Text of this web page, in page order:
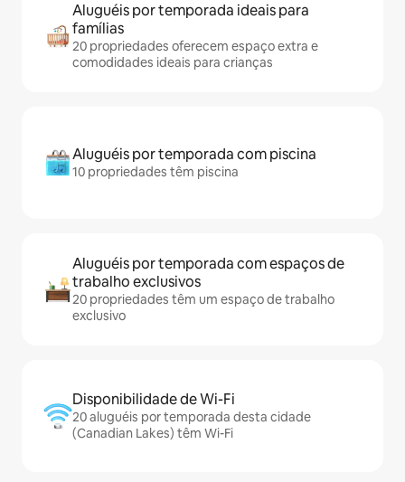
Aluguéis por temporada ideais para
famílias
20 propriedades oferecem espaço extra e
comodidades ideais para crianças
Aluguéis por temporada com piscina
10 propriedades têm piscina
Aluguéis por temporada com espaços de
trabalho exclusivos
20 propriedades têm um espaço de trabalho
exclusivo
Disponibilidade de Wi-Fi
20 aluguéis por temporada desta cidade
(Canadian Lakes) têm Wi-Fi